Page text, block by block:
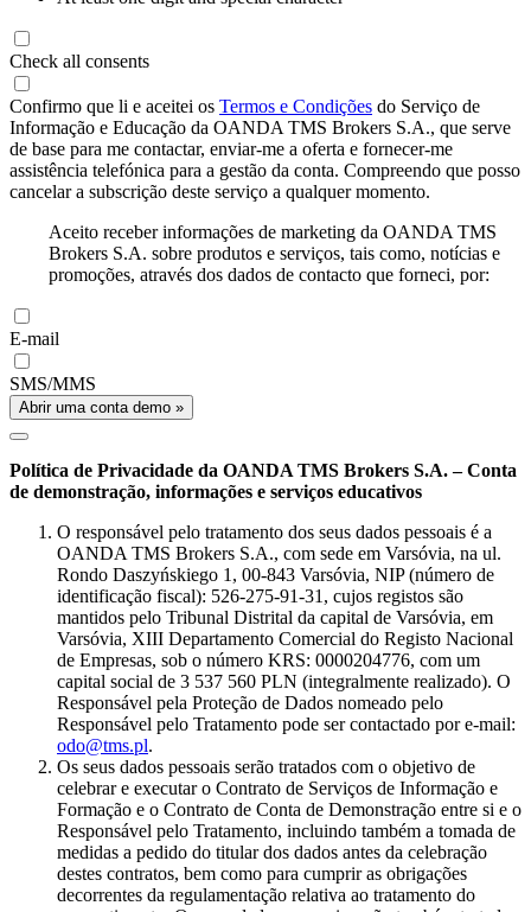
Check all consents
Confirmo que li e aceitei os Termos e Condições do Serviço de
Informação e Educação da OANDA TMS Brokers S.A., que serve
de base para me contactar, enviar-me a oferta e fornecer-me
assistência telefónica para a gestão da conta. Compreendo que posso
cancelar a subscrição deste serviço a qualquer momento.
Aceito receber informações de marketing da OANDA TMS
Brokers S.A. sobre produtos e serviços, tais como, notícias e
promoções, através dos dados de contacto que forneci, por:
E-mail
SMS/MMS
Abrir uma conta demo »
Política de Privacidade da OANDA TMS Brokers S.A. – Conta
de demonstração, informações e serviços educativos
O responsável pelo tratamento dos seus dados pessoais é a
OANDA TMS Brokers S.A., com sede em Varsóvia, na ul.
Rondo Daszyńskiego 1, 00-843 Varsóvia, NIP (número de
identificação fiscal): 526-275-91-31, cujos registos são
mantidos pelo Tribunal Distrital da capital de Varsóvia, em
Varsóvia, XIII Departamento Comercial do Registo Nacional
de Empresas, sob o número KRS: 0000204776, com um
capital social de 3 537 560 PLN (integralmente realizado). O
Responsável pela Proteção de Dados nomeado pelo
Responsável pelo Tratamento pode ser contactado por e-mail:
odo@tms.pl.
Os seus dados pessoais serão tratados com o objetivo de
celebrar e executar o Contrato de Serviços de Informação e
Formação e o Contrato de Conta de Demonstração entre si e o
Responsável pelo Tratamento, incluindo também a tomada de
medidas a pedido do titular dos dados antes da celebração
destes contratos, bem como para cumprir as obrigações
decorrentes da regulamentação relativa ao tratamento do